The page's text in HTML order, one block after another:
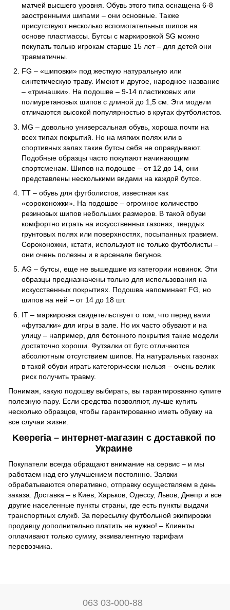
матчей высшего уровня. Обувь этого типа оснащена 6-8
заостренными шипами – они основные. Также
присутствуют несколько вспомогательных шипов на
основе пластмассы. Бутсы с маркировкой SG можно
покупать только игрокам старше 15 лет – для детей они
травматичны.
FG – «шиповки» под жесткую натуральную или
синтетическую траву. Имеют и другое, народное название
– «тринашки». На подошве – 9-14 пластиковых или
полиуретановых шипов с длиной до 1,5 см. Эти модели
MG – довольно универсальная обувь, хороша почти на
всех типах покрытий. Но на мягких полях или в
спортивных залах такие бутсы себя не оправдывают.
Подобные образцы часто покупают начинающим
спортсменам. Шипов на подошве – от 12 до 14, они
представлены несколькими видами на каждой бутсе.
TT – обувь для футболистов, известная как
«сороконожки». На подошве – огромное количество
резиновых шипов небольших размеров. В такой обуви
комфортно играть на искусственных газонах, твердых
грунтовых полях или поверхностях, посыпанных гравием.
Сороконожки, кстати, используют не только футболисты –
они очень полезны и в арсенале бегунов.
AG – бутсы, еще не вышедшие из категории новинок. Эти
образцы предназначены только для использования на
искусственных покрытиях. Подошва напоминает FG, но
шипов на ней – от 14 до 18 шт.
IT – маркировка свидетельствует о том, что перед вами
«футзалки» для игры в зале. Но их часто обувают и на
улицу – например, для бетонного покрытия такие модели
достаточно хороши. Футзалки от бутс отличаются
абсолютным отсутствием шипов. На натуральных газонах
в такой обуви играть категорически нельзя – очень велик
риск получить травму.
Понимая, какую подошву выбирать, вы гарантированно купите
полезную пару. Если средства позволяют, лучше купить
несколько образцов, чтобы гарантированно иметь обувку на
все случаи жизни.
Keeperia – интернет-магазин с доставкой по
Украине
Покупатели всегда обращают внимание на сервис – и мы
работаем над его улучшением постоянно. Заявки
обрабатываются оперативно, отправку осуществляем в день
заказа. Доставка – в Киев, Харьков, Одессу, Львов, Днепр и все
другие населенные пункты страны, где есть пункты выдачи
транспортных служб. За пересылку футбольной экипировки
продавцу дополнительно платить не нужно! – Клиенты
оплачивают только сумму, эквивалентную тарифам
перевозчика.
063 03-000-88